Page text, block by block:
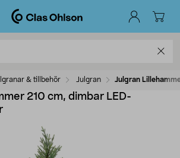
& tillbehör Julgran Julgran
210 cm, dimbar LED-